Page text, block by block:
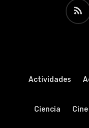
RSS
Actividades
Ciencia Cine